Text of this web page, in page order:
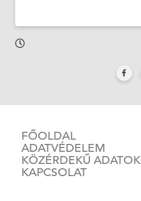
FŐOLDAL
ADATVÉDELEM
KÖZÉRDEKŰ ADATOK
KAPCSOLAT